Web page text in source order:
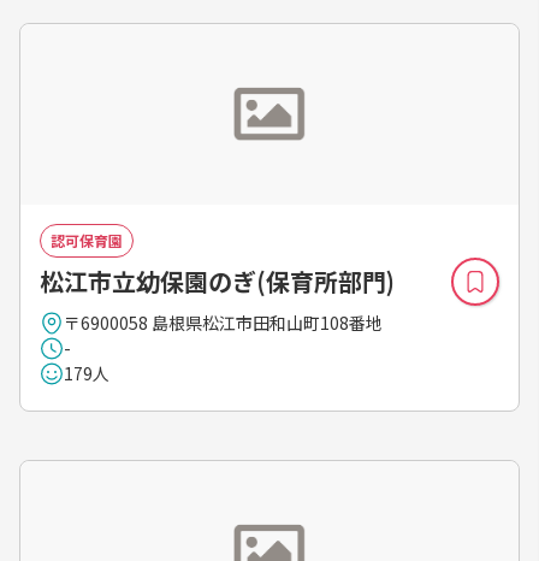
認可保育園
松江市立幼保園のぎ(保育所部門)
〒6900058 島根県松江市田和山町108番地
-
179人